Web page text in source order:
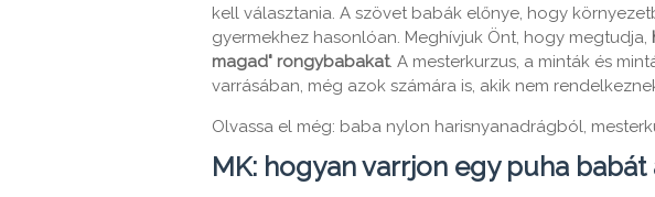
kell választania. A szövet babák előnye, hogy
gyermekhez hasonlóan. Meghívjuk Önt, hogy megtudja,
magad" rongybabakat. A mesterkurzus, a minták és
varrásában, még azok számára is, akik nem
Olvassa el még: baba nylon harisnyanadrágból,
MK: hogyan varrjon egy puha babát